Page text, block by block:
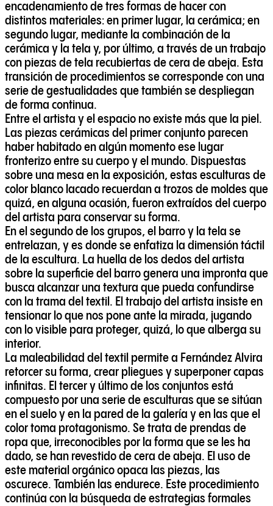
encadenamiento de tres formas de hacer con
distintos materiales: en primer lugar, la cerámica; en
segundo lugar, mediante la combinación de la
cerámica y la tela y, por último, a través de un trabajo
con piezas de tela recubiertas de cera de abeja. Esta
transición de procedimientos se corresponde con una
serie de gestualidades que también se despliegan
de forma continua.
Entre el artista y el espacio no existe más que la piel.
Las piezas cerámicas del primer conjunto parecen
haber habitado en algún momento ese lugar
fronterizo entre su cuerpo y el mundo. Dispuestas
sobre una mesa en la exposición, estas esculturas de
color blanco lacado recuerdan a trozos de moldes que
quizá, en alguna ocasión, fueron extraídos del cuerpo
del artista para conservar su forma.
En el segundo de los grupos, el barro y la tela se
entrelazan, y es donde se enfatiza la dimensión táctil
de la escultura. La huella de los dedos del artista
sobre la superficie del barro genera una impronta que
busca alcanzar una textura que pueda confundirse
con la trama del textil. El trabajo del artista insiste en
tensionar lo que nos pone ante la mirada, jugando
con lo visible para proteger, quizá, lo que alberga su
interior.
La maleabilidad del textil permite a Fernández Alvira
retorcer su forma, crear pliegues y superponer capas
infinitas. El tercer y último de los conjuntos está
compuesto por una serie de esculturas que se sitúan
en el suelo y en la pared de la galería y en las que el
color toma protagonismo. Se trata de prendas de
ropa que, irreconocibles por la forma que se les ha
dado, se han revestido de cera de abeja. El uso de
este material orgánico opaca las piezas, las
oscurece. También las endurece. Este procedimiento
continúa con la búsqueda de estrategias formales